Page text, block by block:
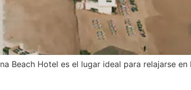
Beach Hotel es el lugar ideal para relajarse